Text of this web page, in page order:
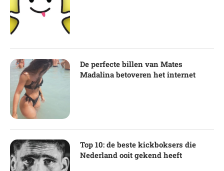
De perfecte billen van Mates
Madalina betoveren het internet
Top 10: de beste kickboksers die
Nederland ooit gekend heeft